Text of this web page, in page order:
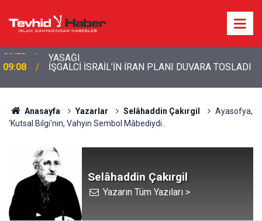
09:08 İŞGALCİ İSRAİL’İN İRAN PLANI DUVARA TOSLADI
Anasayfa Yazarlar Selâhaddin Çakırgil
Ayasofya,
‘Kutsal Bilgi'nin, Vahyin Sembol Mâbediydi..
Selâhaddin Çakırgil
Yazarın Tüm Yazıları >